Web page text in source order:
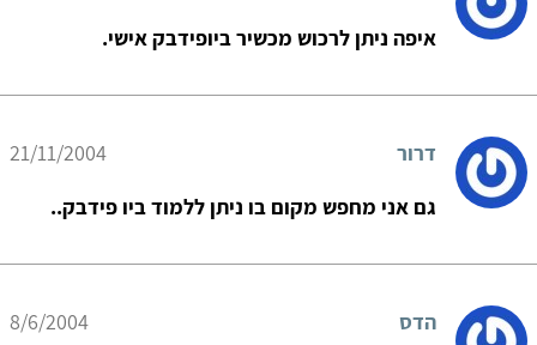
איפה ניתן לרכוש מכשיר ביופידבק אישי.
דרור
21/11/2004
גם אני מחפש מקום בו ניתן ללמוד ביו פידבק..
הדס
8/6/2004